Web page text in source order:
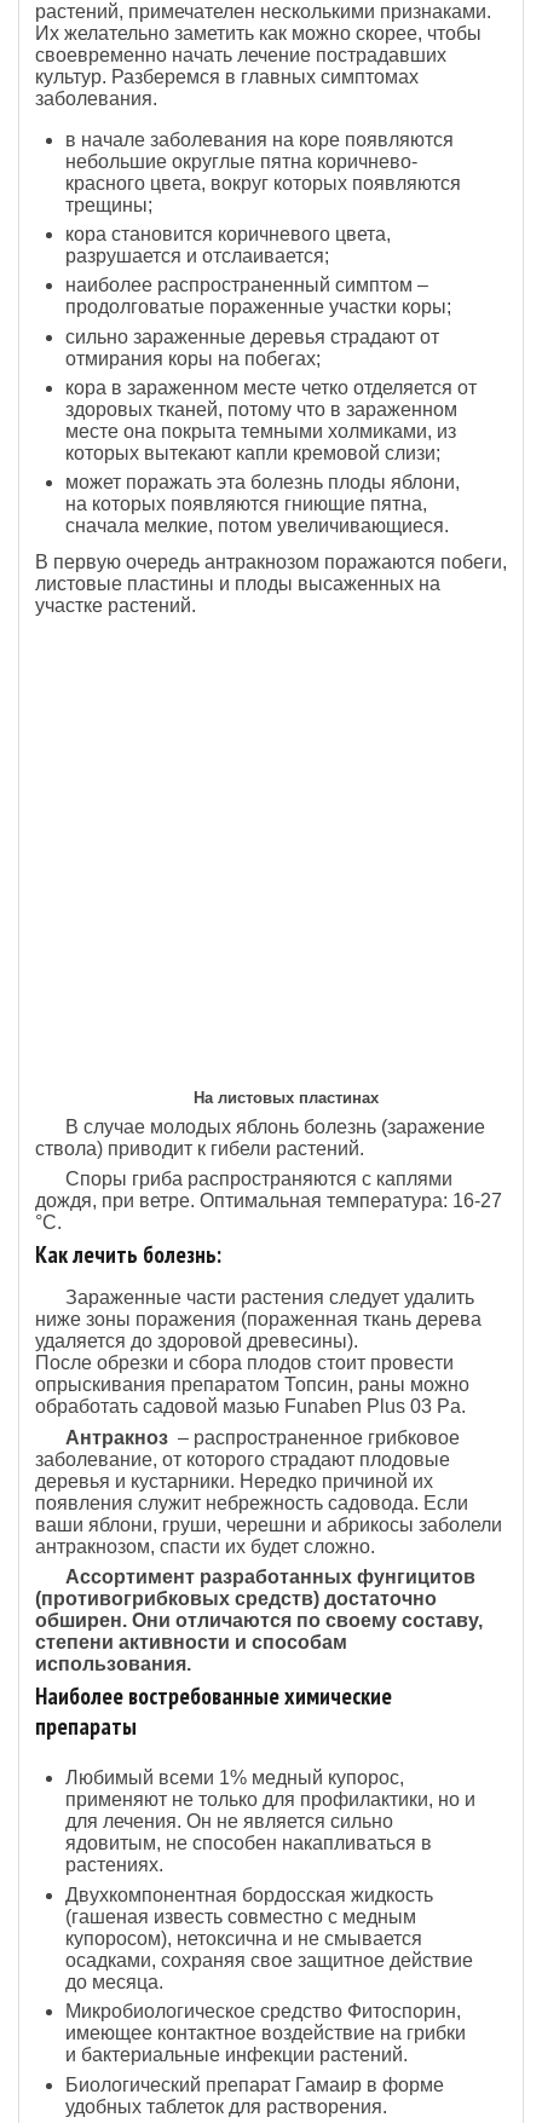
растений, примечателен несколькими признаками.
Их желательно заметить как можно скорее, чтобы
своевременно начать лечение пострадавших
культур. Разберемся в главных симптомах
заболевания.
в начале заболевания на коре появляются
небольшие округлые пятна коричнево-
красного цвета, вокруг которых появляются
трещины;
кора становится коричневого цвета,
разрушается и отслаивается;
наиболее распространенный симптом –
продолговатые пораженные участки коры;
сильно зараженные деревья страдают от
отмирания коры на побегах;
кора в зараженном месте четко отделяется от
здоровых тканей, потому что в зараженном
месте она покрыта темными холмиками, из
которых вытекают капли кремовой слизи;
может поражать эта болезнь плоды яблони,
на которых появляются гниющие пятна,
сначала мелкие, потом увеличивающиеся.
В первую очередь антракнозом поражаются побеги,
листовые пластины и плоды высаженных на
участке растений.
На листовых пластинах
В случае молодых яблонь болезнь (заражение
ствола) приводит к гибели растений.
Споры гриба распространяются с каплями
дождя, при ветре. Оптимальная температура: 16-27
°C.
Как лечить болезнь:
Зараженные части растения следует удалить
ниже зоны поражения (пораженная ткань дерева
удаляется до здоровой древесины).
После обрезки и сбора плодов стоит провести
опрыскивания препаратом Топсин, раны можно
обработать садовой мазью Funaben Plus 03 Pa.
Антракноз– распространенное грибковое
заболевание, от которого страдают плодовые
деревья и кустарники. Нередко причиной их
появления служит небрежность садовода. Если
ваши яблони, груши, черешни и абрикосы заболели
антракнозом, спасти их будет сложно.
Ассортимент разработанных фунгицитов
(противогрибковых средств) достаточно
обширен. Они отличаются по своему составу,
степени активности и способам
использования.
Наиболее востребованные химические
препараты
Любимый всеми 1% медный купорос,
применяют не только для профилактики, но и
для лечения. Он не является сильно
ядовитым, не способен накапливаться в
растениях.
Двухкомпонентная бордосская жидкость
(гашеная известь совместно с медным
купоросом), нетоксична и не смывается
осадками, сохраняя свое защитное действие
до месяца.
Микробиологическое средство Фитоспорин,
имеющее контактное воздействие на грибки
и бактериальные инфекции растений.
Биологический препарат Гамаир в форме
удобных таблеток для растворения.